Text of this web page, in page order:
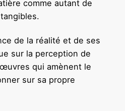
comme autant de
de la réalité et de ses
sur la perception de
qui amènent le
sur sa propre